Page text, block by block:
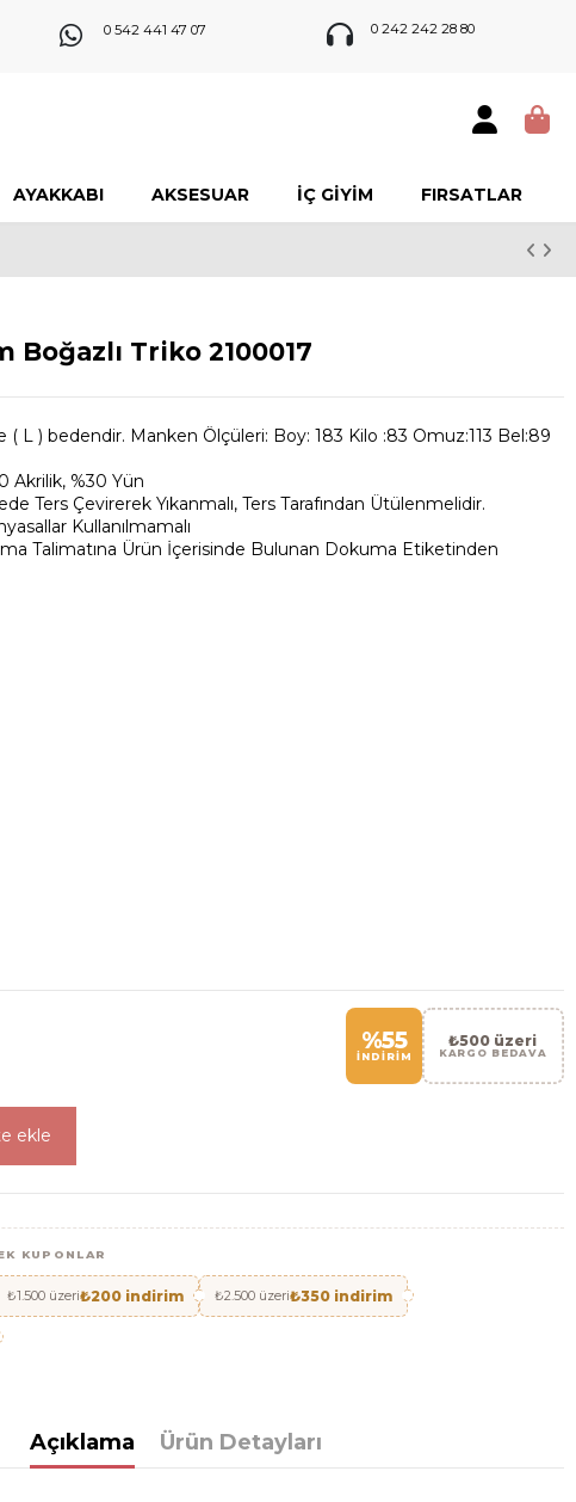
0 542 441 47 07 0 242 242 28 80
AYAKKABI AKSESUAR İÇ GIYIM FIRSATLAR
Boğazlı Triko 2100017
L ) bedendir. Manken Ölçüleri: Boy: 183 Kilo :83 Omuz:113 Bel:89
Akrilik, %30 Yün
Ters Çevirerek Yıkanmalı, Ters Tarafından Ütülenmelidir.
Kullanılmamalı
Talimatına Ürün İçerisinde Bulunan Dokuma Etiketinden
%55
İNDİRİM
₺500 üzeri
KARGO BEDAVA
ekle
KUPONLAR
₺1.500 üzeri₺200 indirim ₺2.500 üzeri₺350 indirim
Açıklama Ürün Detayları